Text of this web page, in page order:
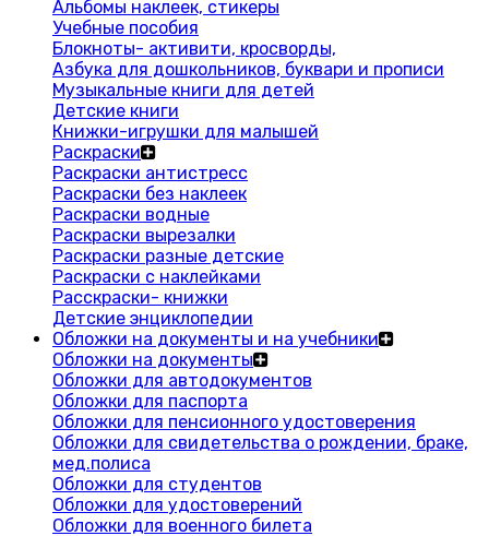
Альбомы наклеек, стикеры
Учебные пособия
Блокноты- активити, кросворды,
Азбука для дошкольников, буквари и прописи
Музыкальные книги для детей
Детские книги
Книжки-игрушки для малышей
Раскраски
Раскраски антистресс
Раскраски без наклеек
Раскраски водные
Раскраски вырезалки
Раскраски разные детские
Раскраски с наклейками
Расскраски- книжки
Детские энциклопедии
Обложки на документы и на учебники
Обложки на документы
Обложки для автодокументов
Обложки для паспорта
Обложки для пенсионного удостоверения
Обложки для свидетельства о рождении, браке,
мед.полиса
Обложки для студентов
Обложки для удостоверений
Обложки для военного билета